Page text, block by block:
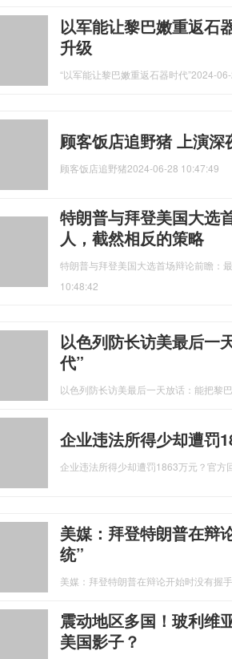
以军能让黎巴嫩重返石
升级
“以军能让黎巴嫩重返石器时代”2024-
顾客饭店追野猪 上演深
顾客饭店追野猪2024-06-28 10:47:49
特朗普与拜登美国大选
人，截然相反的策略
特朗普与拜登美国大选首场辩论前瞻：
10:48:42
以色列防长访美最后一
代”
以色列防长访美最后一天放话：能把黎
企业违法所得少却遭罚
企业违法所得少却遭罚1863万元？官方
美媒：拜登特朗普在辩
统”
美媒：拜登特朗普在辩论开始时没有握
震动地区多国！玻利维
美国影子？